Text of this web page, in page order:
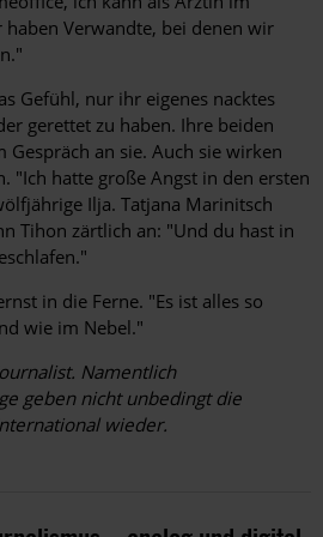
Verwandte, bei ­denen wir
Gefühl, nur ihr eigenes nacktes
gerettet zu haben. Ihre beiden
Gespräch an sie. Auch sie wirken
"Ich hatte große Angst in den ers­ten
Ilja. Tatjana Marinitsch
Tihon zärtlich an: "Und du hast in
in die Ferne. "Es ist alles so
wie im Nebel."
Namentlich
geben nicht unbedingt die
wieder.